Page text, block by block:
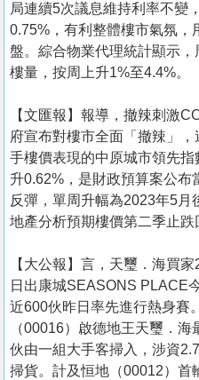
局連續5次議息維持利率不變
0.75%，有利整體樓市氣氛，
盤。綜合物業代理統計顯示
樓量，按周上升1%至4.4%。
【文匯報】報導，撤辣刺激
府宣布對樓市全面「撤辣」
手樓價表現的中原城市領先
升0.62%，是財政預算案公
反彈，單周升幅為2023年5
地產分析預期樓價第二季止跌
【大公報】言，天璽．海買
日出康城SEASONS PLACE
近600伙昨日率先進行熱身賽
（00016）啟德地王天璽．
伙由一組大手客掃入，涉資
掃貨。計及恒地（00012）首